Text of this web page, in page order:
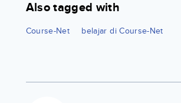
Also tagged with
Course-Net belajar di Course-Net